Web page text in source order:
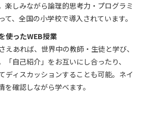
楽しみながら論理的思考力・プログラミ
て、全国の小学校で導入されています。
使ったWEB授業
えあれば、世界中の教師・生徒と学び、
自己紹介」をお互いにし合ったり、
ディスカッションすることも可能。ネイ
確認しながら学べます。